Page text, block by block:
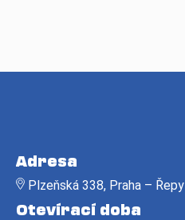
Adresa
Plzeňská 338, Praha – Řepy
Otevírací doba